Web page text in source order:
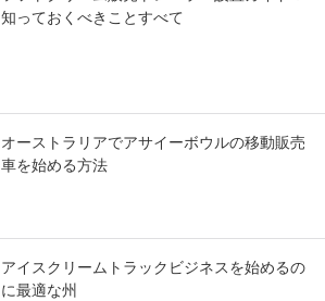
知っておくべきことすべて
オーストラリアでアサイーボウルの移動販売
車を始める方法
アイスクリームトラックビジネスを始めるの
に最適な州